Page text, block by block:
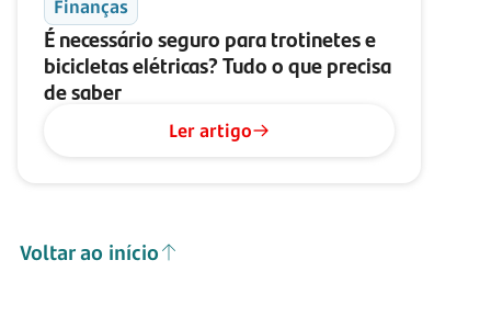
Finanças
É necessário seguro para trotinetes e
bicicletas elétricas? Tudo o que precisa
de saber
Ler artigo
Voltar ao início